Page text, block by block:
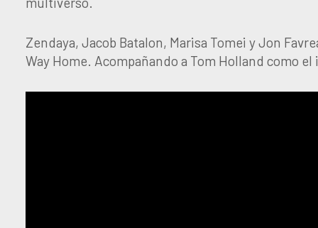
Zendaya, Jacob Batalon, Marisa Tomei y Jon
Way Home. Acompañando a Tom Holland como